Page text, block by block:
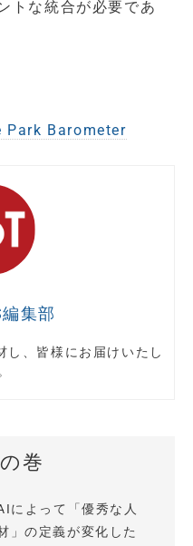
トな統合が必要であ
Park Barometer
集部
、皆様にお届けいたし
巻
によって「優秀な人
」の定義が変化した